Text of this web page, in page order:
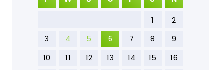
1
2
3
4 5 6 7 8
9
10
11 12 13 14 15
16